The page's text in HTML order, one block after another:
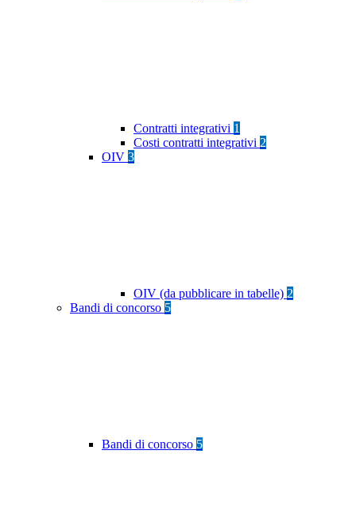
Contratti integrativi 1
Costi contratti integrativi 2
OIV 3
OIV (da pubblicare in tabelle) 2
Bandi di concorso 5
Bandi di concorso 5